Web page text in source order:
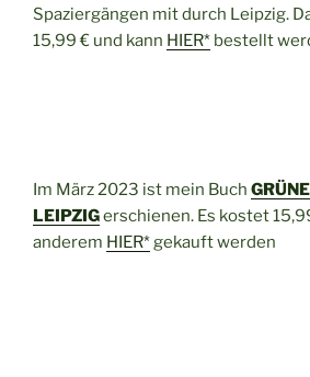
Spaziergängen mit durch Leipzig.
15,99 € und kann HIER* bestellt
Im März 2023 ist mein Buch
LEIPZIGerschienen. Es kostet
anderem HIER*gekauft werden